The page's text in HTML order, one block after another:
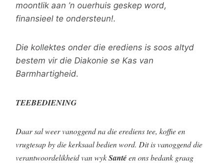
moontlik aan ’n ouerhuis geskep word,
finansieel te ondersteun!.
Die kollektes onder die erediens is soos altyd
bestem vir die Diakonie se Kas van
Barmhartigheid.
TEEBEDIENING
Daar sal weer vanoggend na die erediens tee, koffie en
vrugtesap by die kerksaal bedien word. Dit is vanoggend die
verantwoordelikheid van wykSantéen ons bedank graag